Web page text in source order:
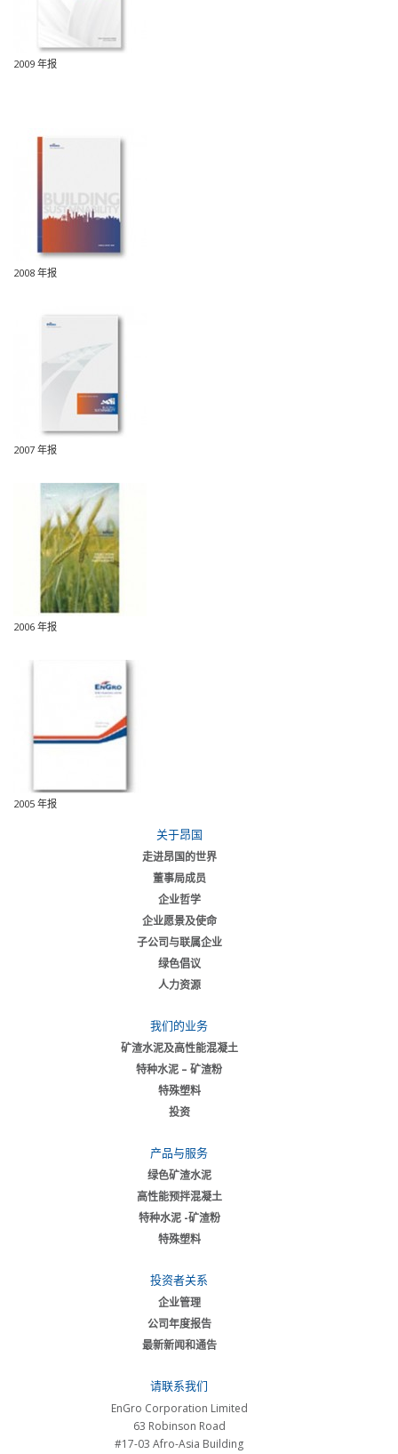
2009 年报
2008 年报
2007 年报
2006 年报
2005 年报
关于昂国
走进昂国的世界
董事局成员
企业哲学
企业愿景及使命
子公司与联属企业
绿色倡议
人力资源
我们的业务
矿渣水泥及高性能混凝土
特种水泥 – 矿渣粉
特殊塑料
投资
产品与服务
绿色矿渣水泥
高性能预拌混凝土
特种水泥 -矿渣粉
特殊塑料
投资者关系
企业管理
公司年度报告
最新新闻和通告
请联系我们
EnGro Corporation Limited
63 Robinson Road
#17-03 Afro-Asia Building